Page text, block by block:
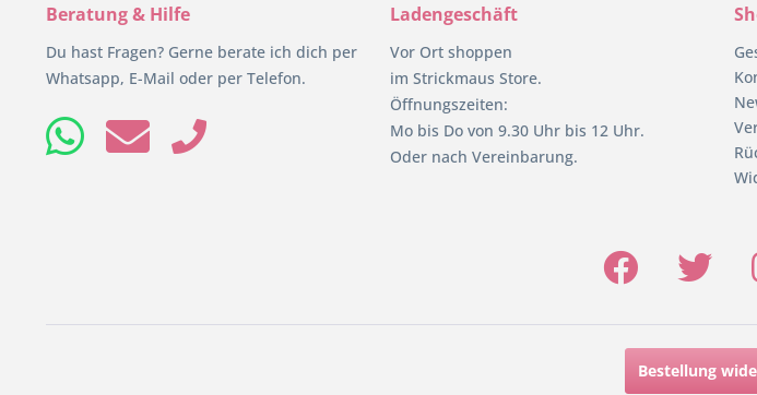
Beratung & Hilfe
Du hast Fragen? Gerne berate ich dich per
Whatsapp, E-Mail oder per Telefon.
Ladengeschäft
Vor Ort shoppen
im Strickmaus Store.
Öffnungszeiten:
Mo bis Do von 9.30 Uhr bis 12 Uhr.
Oder nach Vereinbarung.
Bestellung